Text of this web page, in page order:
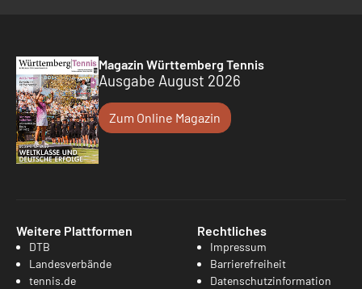
Magazin Württemberg Tennis
Ausgabe August 2026
Zum Online Magazin
Weitere Plattformen
DTB
Landesverbände
tennis.de
Rechtliches
Impressum
Barrierefreiheit
Datenschutzinformation